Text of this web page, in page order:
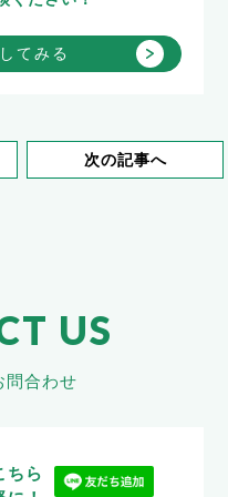
てみる
次の記事へ
US
問合わせ
ちら